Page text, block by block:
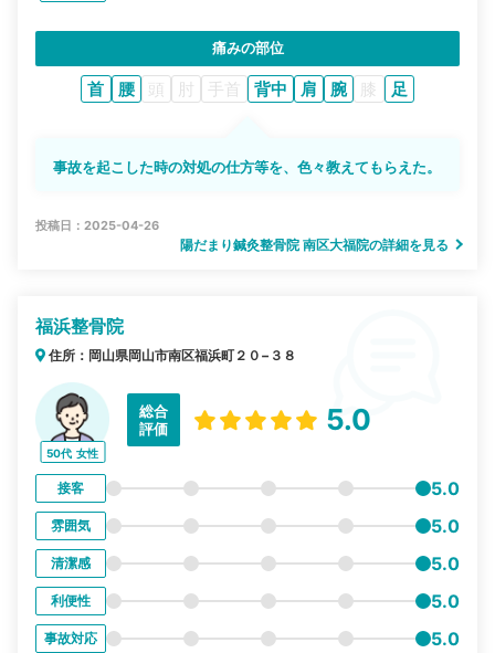
痛みの部位
首 腰 頭 肘 手首 背中 肩 腕 膝 足
事故を起こした時の対処の仕方等を、色々教えてもらえた。
投稿日：2025-04-26
陽だまり鍼灸整骨院 南区大福院の詳細を見る
福浜整骨院
住所：岡山県岡山市南区福浜町２０−３８
50代 女性
総合
評価
5.0
接客 5.0
雰囲気 5.0
清潔感 5.0
利便性 5.0
事故対応 5.0